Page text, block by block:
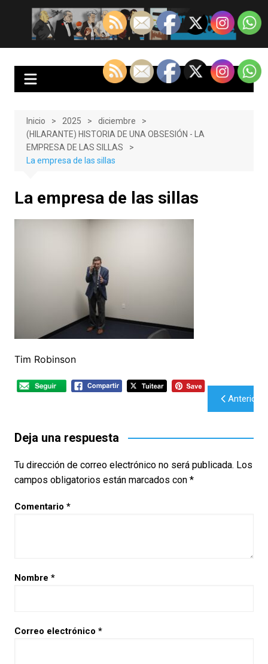
contenido
EnClave de Cine
Crítica cinematográfica y audiovisual. Punto de encuentro para los
Inicio 2025
diciembre
(HILARANTE) HISTORIA DE UNA OBSESIÓN - LA
EMPRESA DE LAS SILLAS
La empresa de las sillas
La empresa de las sillas
Tim Robinson
Navegación
entradas
Anterior
Deja una respuesta
Tu dirección de correo electrónico no será publicada. Los
campos obligatorios están marcados con *
Comentario *
Nombre *
Correo electrónico *